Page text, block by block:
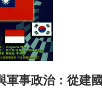
軍事政治：從建國